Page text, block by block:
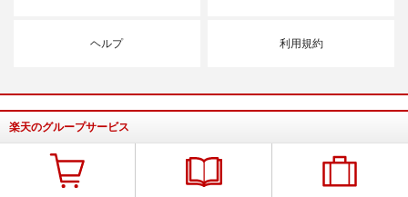
ヘルプ 利用規約
楽天のグループサービス